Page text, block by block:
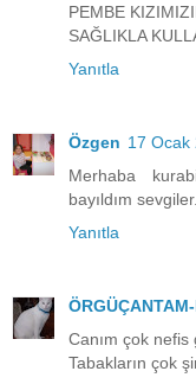
PEMBE
SAĞLIKLA
Yanıtla
Özgen 17 Ocak
Merhaba
bayıldım
Yanıtla
Canım çok nefis
Tabakların çok